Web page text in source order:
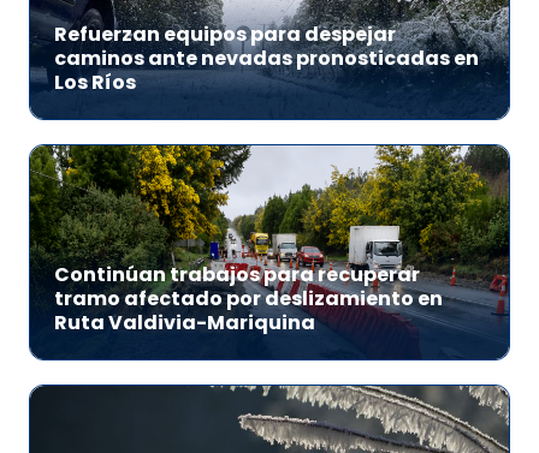
Refuerzan equipos para despejar
caminos ante nevadas pronosticadas en
Los Ríos
Continúan trabajos para recuperar
tramo afectado por deslizamiento en
Ruta Valdivia-Mariquina